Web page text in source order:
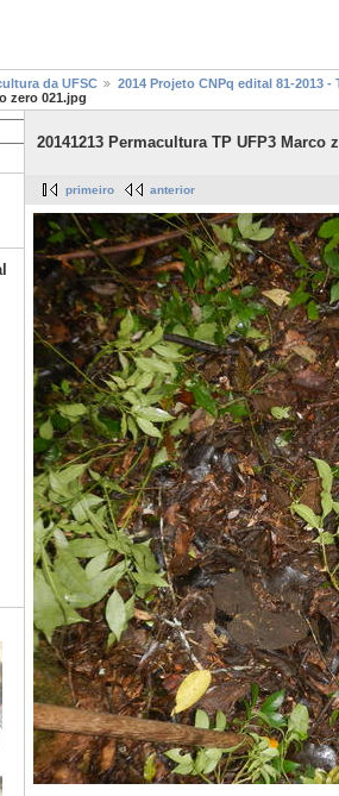
da UFSC
2014 Projeto CNPq edital 81-2013
zero 021.jpg
20141213 Permacultura TP UFP3 Marco
primeiro anterior